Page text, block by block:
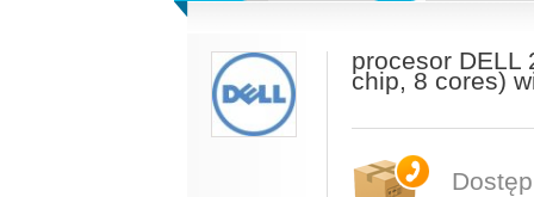
procesor DELL
chip, 8 cores)